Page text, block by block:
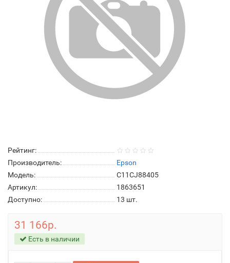
Рейтинг:
Производитель:
Epson
Модель:
C11CJ88405
Артикул:
1863651
Доступно:
13 шт.
31 166р.
Есть в наличии